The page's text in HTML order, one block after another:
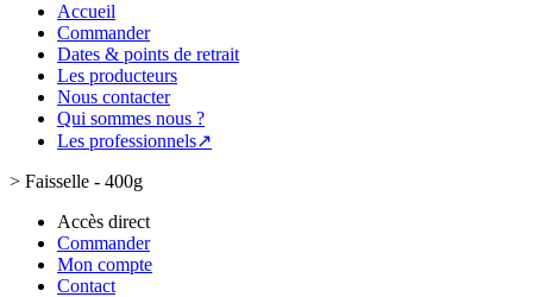
Accueil
Commander
Dates & points de retrait
Les producteurs
Nous contacter
Qui sommes nous ?
Les professionnels↗
> Faisselle - 400g
Accès direct
Commander
Mon compte
Contact